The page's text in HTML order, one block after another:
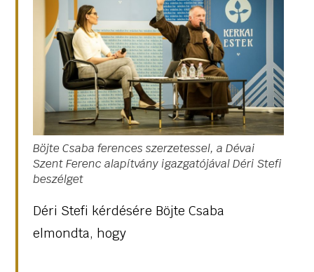
Böjte Csaba ferences szerzetessel, a Dévai
Szent Ferenc alapítvány igazgatójával Déri Stefi
beszélget
Déri Stefi kérdésére Böjte Csaba
elmondta, hogy